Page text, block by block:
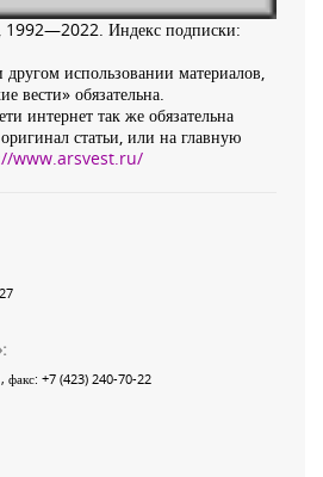
1992—2022. Индекс подписки:
использовании материалов,
вести» обязательна.
интернет так же обязательна
статьи, или на главную
www.arsvest.ru/
, факс: +7 (423) 240-70-22